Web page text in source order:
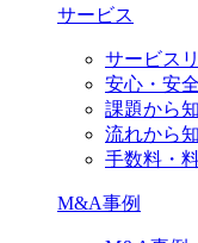
サービス
サービス
安心・安
課題から
流れから
手数料・
M&A事例